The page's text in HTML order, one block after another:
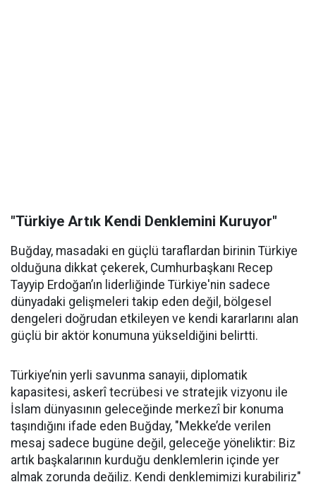
"Türkiye Artık Kendi Denklemini Kuruyor"
Buğday, masadaki en güçlü taraflardan birinin Türkiye
olduğuna dikkat çekerek, Cumhurbaşkanı Recep
Tayyip Erdoğan’ın liderliğinde Türkiye'nin sadece
dünyadaki gelişmeleri takip eden değil, bölgesel
dengeleri doğrudan etkileyen ve kendi kararlarını alan
güçlü bir aktör konumuna yükseldiğini belirtti.
Türkiye’nin yerli savunma sanayii, diplomatik
kapasitesi, askerî tecrübesi ve stratejik vizyonu ile
İslam dünyasının geleceğinde merkezî bir konuma
taşındığını ifade eden Buğday, "Mekke’de verilen
mesaj sadece bugüne değil, geleceğe yöneliktir: Biz
artık başkalarının kurduğu denklemlerin içinde yer
almak zorunda değiliz. Kendi denklemimizi kurabiliriz"